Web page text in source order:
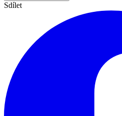
Sdílet